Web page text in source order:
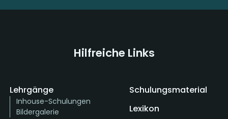
Hilfreiche Links
Lehrgänge
Inhouse-Schulungen
Bildergalerie
Schulungsmaterial
Lexikon